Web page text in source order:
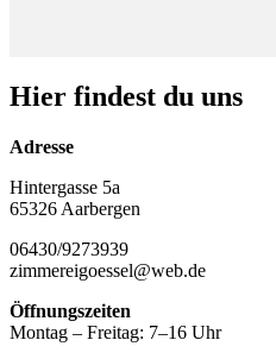
Hier findest du uns
Adresse
Hintergasse 5a
65326 Aarbergen
06430/9273939
zimmereigoessel@web.de
Öffnungszeiten
Montag – Freitag: 7–16 Uhr